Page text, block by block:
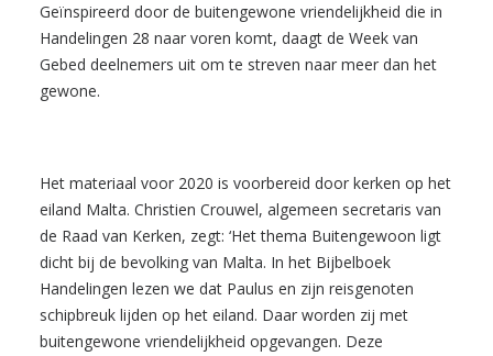
Geïnspireerd door de buitengewone vriendelijkheid die in
Handelingen 28 naar voren komt, daagt de Week van
Gebed deelnemers uit om te streven naar meer dan het
gewone.
Het materiaal voor 2020 is voorbereid door kerken op het
eiland Malta. Christien Crouwel, algemeen secretaris van
de Raad van Kerken, zegt: ‘Het thema Buitengewoon ligt
dicht bij de bevolking van Malta. In het Bijbelboek
Handelingen lezen we dat Paulus en zijn reisgenoten
schipbreuk lijden op het eiland. Daar worden zij met
buitengewone vriendelijkheid opgevangen. Deze